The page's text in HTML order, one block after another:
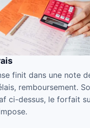
finit dans une note
remboursement.
ci-dessus, le forfait